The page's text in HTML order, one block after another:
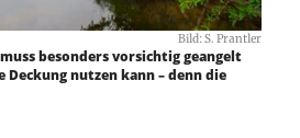
Bild: S. Prantler
besonders vorsichtig geangelt
nutzen kann – denn die